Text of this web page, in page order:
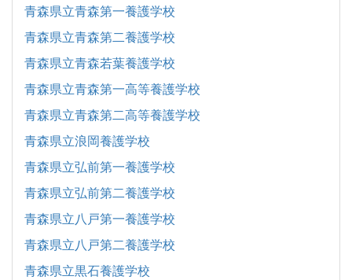
青森県立青森第一養護学校
青森県立青森第二養護学校
青森県立青森若葉養護学校
青森県立青森第一高等養護学校
青森県立青森第二高等養護学校
青森県立浪岡養護学校
青森県立弘前第一養護学校
青森県立弘前第二養護学校
青森県立八戸第一養護学校
青森県立八戸第二養護学校
青森県立黒石養護学校